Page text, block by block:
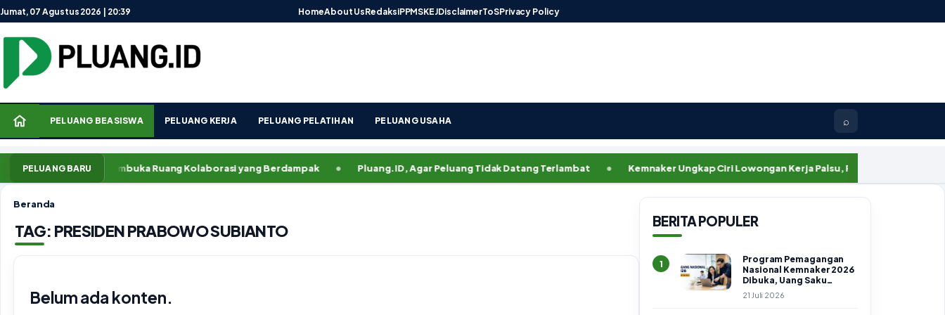
Lewati ke konten
Jumat, 07 Agustus 2026 | 20:39 HomeAbout UsRedaksiPPMSKEJDisclaimerToSPrivacy Policy
PELUANG BEASISWA PELUANG KERJA PELUANG PELATIHAN PELUANG USAHA ⌕
PELUANG BARU
Pluang.ID, Membuka Ruang Kolaborasi yang Berdampak Pluang.ID, Agar Peluang Tidak Datang Terlambat Kemnaker Ungkap Ciri Lowongan Kerja Palsu, Pelamar Diminta Waspada
Beranda
TAG: PRESIDEN PRABOWO SUBIANTO
Belum ada konten.
BERITA POPULER
1
Program Pemagangan
Nasional Kemnaker 2026
Dibuka, Uang Saku
Setara UMK dan BPJS
21 Juli 2026